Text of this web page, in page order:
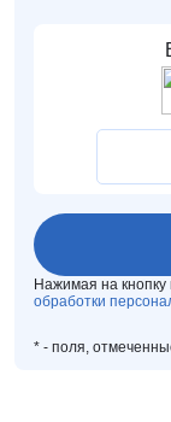
Нажимая на
обработки
* - поля,